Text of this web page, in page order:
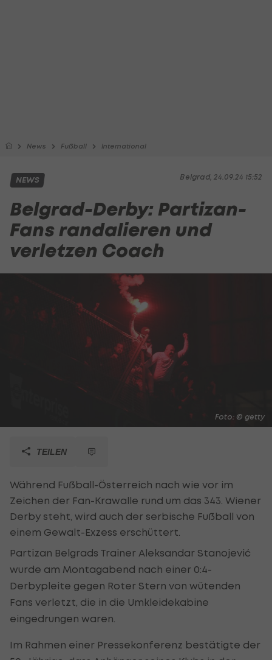
News Fußball International
Belgrad, 24.09.24 15:52
NEWS
Belgrad-Derby: Partizan-
Fans randalieren und
verletzen Coach
Foto: © getty
TEILEN
Während Fußball-Österreich nach wie vor im
Zeichen der Fan-Krawalle rund um das 343. Wiener
Derby steht, wird auch der serbische Fußball von
einem Gewalt-Exzess erschüttert.
Partizan Belgrads Trainer Aleksandar Stanojević
wurde am Montagabend nach einer 0:4-
Derbypleite gegen Roter Stern von wütenden
Fans verletzt, die in die Umkleidekabine
eingedrungen waren.
Im Rahmen einer Pressekonferenz bestätigte der